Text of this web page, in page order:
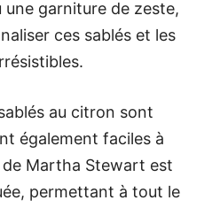
garniture de zeste,
ces sablés et les
au citron sont
également faciles à
Martha Stewart est
permettant à tout le